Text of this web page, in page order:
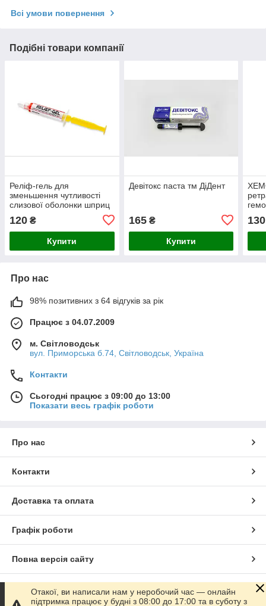
Всі умови повернення
Подібні товари компанії
Реліф-гель для
зменьшення чутливості
слизової оболонки шприц
120 ₴
Купити
Девітокс паста тм ДіДент
165₴
Купити
130
Про нас
98% позитивних з 64 відгуків за рік
Працює з 04.07.2009
м. Світловодськ
вул. Приморська б.74, Світловодськ, Україна
Контакти
Сьогодні працює з 09:00 до 13:00
Показати весь графік роботи
Про нас
Контакти
Доставка та оплата
Графік роботи
Повна версія сайту
Сайт створено на маркетплейсі Prom.ua
Отакої, ви написали нам у неробочий час — онлайн
підтримка працює у будні з 08:00 до 17:00 та в суботу з